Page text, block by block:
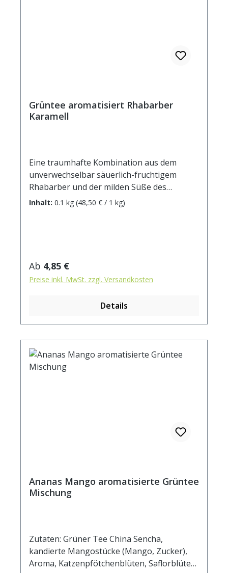
Grüntee aromatisiert Rhabarber
Karamell
Eine traumhafte Kombination aus dem
unverwechselbar säuerlich-fruchtigem
Rhabarber und der milden Süße des
Karamells - da werden
Kindheitsaerinnerungen geweckt an die
Vollmilchpulver, Kakaopulver, Emulgator:
Lecithin, natürliches Aroma, färbendes
Lebensmittel Paprika-Extrakt)(5%),
Hibiskusblüten Zubereitung: ca. 12g Tee
mit 1 Liter Wasser (auf 90°C abgekühlt)
Durchschnittliche Brennwerte je 100 ml
Fertiggetränk bei Aufguss von 2g Tee mit
100 ml 90° heißem Wasser und einer
Inhalt: 0.1 kg (48,50 € / 1 kg)
Regulärer Preis:
Ab 4,85 €
Preise inkl. MwSt. zzgl. Versandkosten
Details
Ananas Mango aromatisierte Grüntee
Mischung
Zutaten: Grüner Tee China Sencha,
kandierte Mangostücke (Mango, Zucker),
Aroma, Katzenpfötchenblüten, Saflorblüten,